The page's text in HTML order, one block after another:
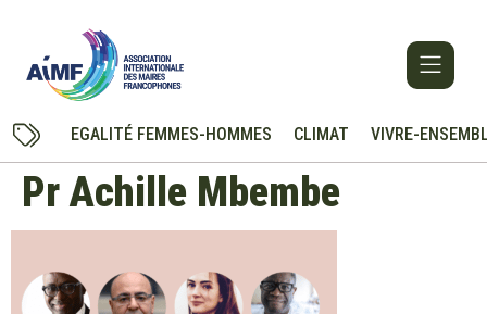
EGALITÉ FEMMES-HOMMES CLIMAT VIVRE-
Pr Achille Mbembe